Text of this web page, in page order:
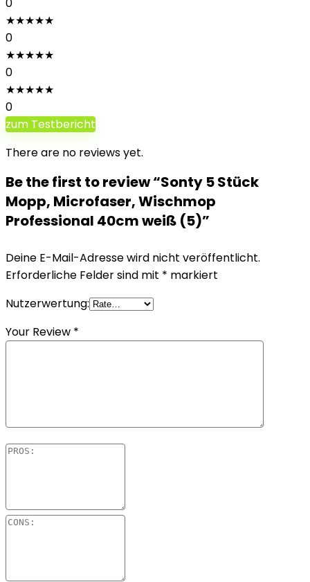
★★★★★
0
★★★★★
0
★★★★★
0
zum Testbericht
There are no reviews yet.
Be the first to review “Sonty 5 Stück
Mopp, Microfaser, Wischmop
Professional 40cm weiß (5)”
Deine E-Mail-Adresse wird nicht veröffentlicht.
Erforderliche Felder sind mit * markiert
Nutzerwertung:
Your Review *